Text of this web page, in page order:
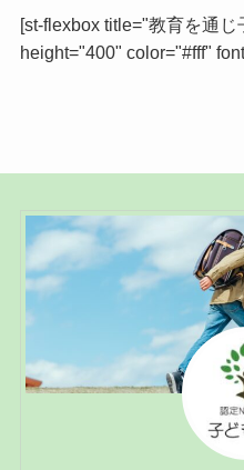
[st-flexbox title="教育を通
height="400" color="#fff"